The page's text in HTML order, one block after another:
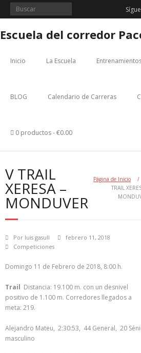
Saltar
Escuela del corredor
Inicio La Escuela
BLOG Calendario de Carreras
0 productos €0.00
V TRAIL
XERESA –
MONDUVER
Página de Inicio /
TRAIL
Por luis gasull
febrero 11, 2018
Competiciones
Domingo 11 de Febrero de 2018, 8:00 h.
Trail Distancia: 19.100 m. con un desnivel
positivo de 1.100 m. Corredores llegados a
meta: 219.
Alejandro Mateu, 2:30:53, 44 General, 20
masculino